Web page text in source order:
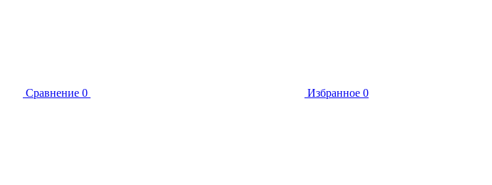
Сравнение 0 Избранное 0